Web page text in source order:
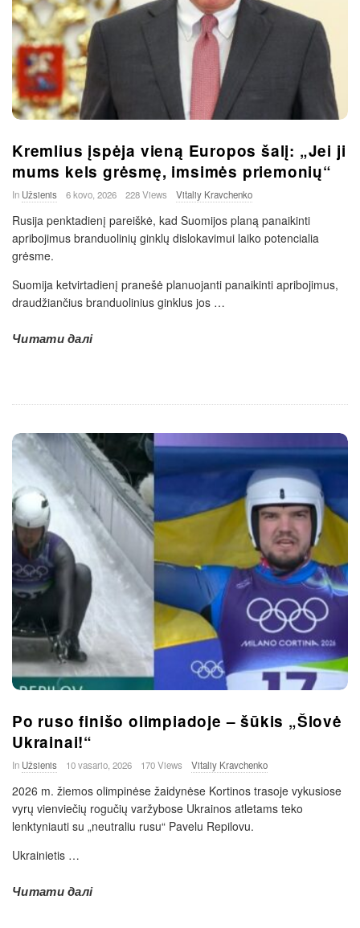
Kremlius įspėja vieną Europos šalį: „Jei ji
mums kels grėsmę, imsimės priemonių“
In Užsienis 6 kovo, 2026 228 Views Vitaliy Kravchenko
Rusija penktadienį pareiškė, kad Suomijos planą panaikinti
apribojimus branduolinių ginklų dislokavimui laiko potencialia
grėsme.
Suomija ketvirtadienį pranešė planuojanti panaikinti apribojimus,
draudžiančius branduolinius ginklus jos …
Читати далі
Po ruso finišo olimpiadoje – šūkis „Šlovė
Ukrainai!“
In Užsienis 10 vasario, 2026 170 Views Vitaliy Kravchenko
2026 m. žiemos olimpinėse žaidynėse Kortinos trasoje vykusiose
vyrų vienviečių rogučių varžybose Ukrainos atletams teko
lenktyniauti su „neutraliu rusu“ Pavelu Repilovu.
Ukrainietis …
Читати далі